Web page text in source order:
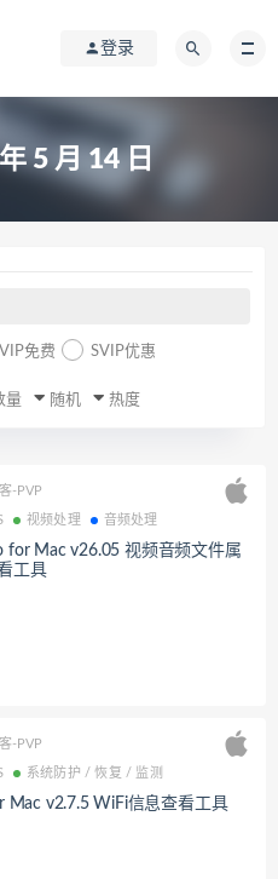
登录
5 月 14 日
免费 SVIP优惠
量 随机 热度
-PVP
视频处理 音频处理
for Mac v26.05 视频音频文件属
工具
-PVP
系统防护 / 恢复 / 监测
Mac v2.7.5 WiFi信息查看工具